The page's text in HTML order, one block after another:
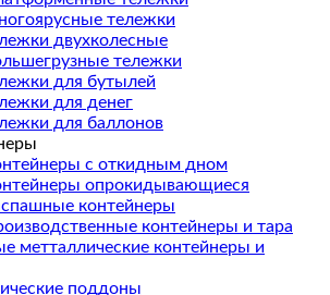
тележки
двухколесные
тележки
для бутылей
для денег
для баллонов
с откидным дном
опрокидывающиеся
контейнеры
контейнеры и тара
метталлические контейнеры и
поддоны